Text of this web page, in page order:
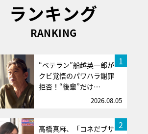
ランキング
RANKING
1
“ベテラン”船越英一郎が
クビ覚悟のパワハラ謝罪
拒否！“後輩”だけ…
2026.08.05
2
高橋真麻、「コネだブサ